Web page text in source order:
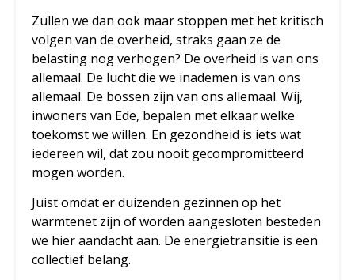
Zullen we dan ook maar stoppen met het kritisch
volgen van de overheid, straks gaan ze de
belasting nog verhogen? De overheid is van ons
allemaal. De lucht die we inademen is van ons
allemaal. De bossen zijn van ons allemaal. Wij,
inwoners van Ede, bepalen met elkaar welke
toekomst we willen. En gezondheid is iets wat
iedereen wil, dat zou nooit gecompromitteerd
mogen worden.
Juist omdat er duizenden gezinnen op het
warmtenet zijn of worden aangesloten besteden
we hier aandacht aan. De energietransitie is een
collectief belang.